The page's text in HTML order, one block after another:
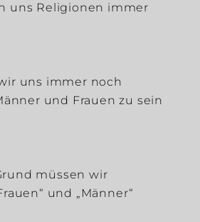
uns Religionen immer
uns immer noch
und Frauen zu sein
müssen wir
und „Männer“